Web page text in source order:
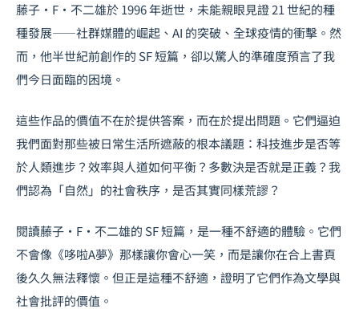
藤子·F·不二雄於 1996 年逝世，未能親眼見證 21 世紀的種
種發展——社群媒體的崛起、AI 的突破、全球疫情的衝擊。然
而，他半世紀前創作的 SF 短篇，卻以驚人的準確度預言了我
們今日面臨的困境。
這些作品的價值不在於提供答案，而在於提出問題。它們逼迫
我們面對那些被日常生活所遮蔽的根本議題：科技進步是否等
於人類進步？效率與人道如何平衡？多數決是否就是正義？我
們認為「自然」的社會秩序，是否其實同樣荒謬？
閱讀藤子·F·不二雄的 SF 短篇，是一種不舒適的體驗。它們
不會像《哆啦A夢》那樣讓你會心一笑，而是讓你在合上書頁
後久久無法釋懷。但正是這種不舒適，證明了它們作為文學與
社會批評的價值。